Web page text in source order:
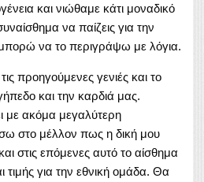
και νιώθαμε κάτι μοναδικό
να παίζεις για την
να το περιγράψω με λόγια.
προηγούμενες γενιές και το
και την καρδιά μας.
με ακόμα μεγαλύτερη
στο μέλλον πως η δική μου
στις επόμενες αυτό το αίσθημα
τιμής για την εθνική ομάδα. Θα